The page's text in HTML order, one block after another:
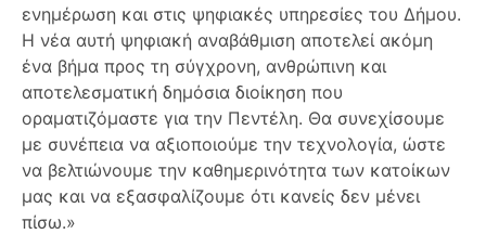
ενημέρωση και στις ψηφιακές υπηρεσίες του Δήμου.
Η νέα αυτή ψηφιακή αναβάθμιση αποτελεί ακόμη
ένα βήμα προς τη σύγχρονη, ανθρώπινη και
αποτελεσματική δημόσια διοίκηση που
οραματιζόμαστε για την Πεντέλη. Θα συνεχίσουμε
με συνέπεια να αξιοποιούμε την τεχνολογία, ώστε
να βελτιώνουμε την καθημερινότητα των κατοίκων
μας και να εξασφαλίζουμε ότι κανείς δεν μένει
πίσω.»